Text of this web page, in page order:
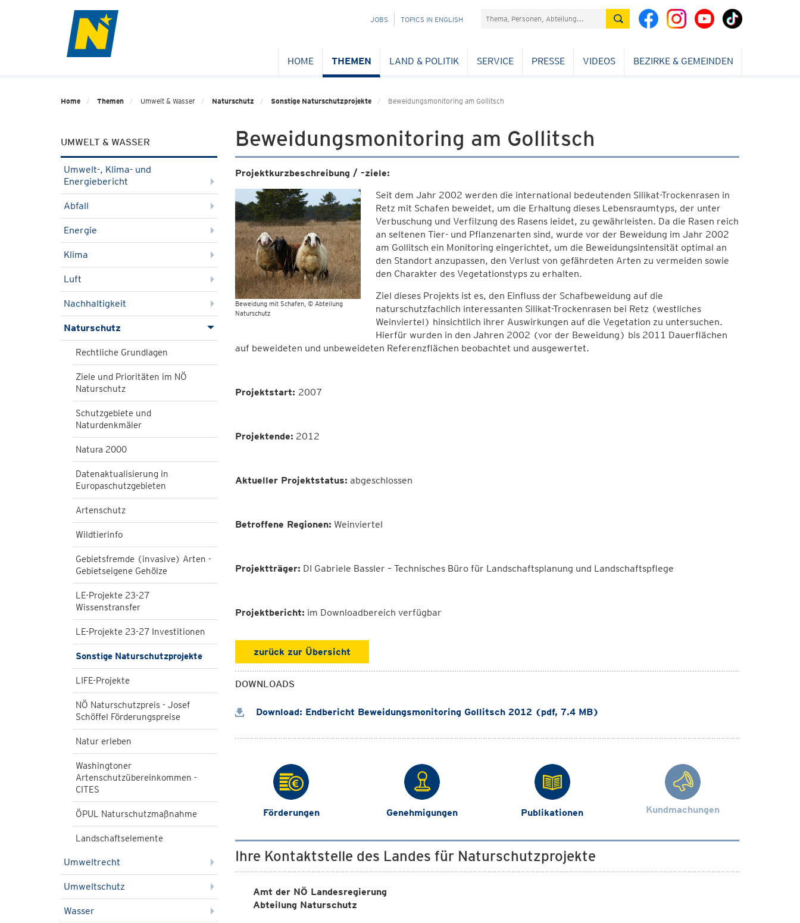
NAVIGATION
JOBS TOPICS IN ENGLISH Suchefeld
HOME THEMEN LAND & POLITIK SERVICE PRESSE VIDEOS BEZIRKE & GEMEINDEN
Home Themen Umwelt & Wasser Naturschutz Sonstige Naturschutzprojekte Beweidungsmonitoring am Gollitsch
UMWELT & WASSER
Umwelt-, Klima- und
Energiebericht
Abfall
Energie
Klima
Luft
Nachhaltigkeit
Naturschutz
Rechtliche Grundlagen
Ziele und Prioritäten im NÖ
Naturschutz
Schutzgebiete und
Naturdenkmäler
Natura 2000
Datenaktualisierung in
Europaschutzgebieten
Artenschutz
Wildtierinfo
Gebietsfremde (invasive) Arten -
Gebietseigene Gehölze
LE-Projekte 23-27
Wissenstransfer
LE-Projekte 23-27 Investitionen
Sonstige Naturschutzprojekte
LIFE-Projekte
NÖ Naturschutzpreis - Josef
Schöffel Förderungspreise
Natur erleben
Washingtoner
Artenschutzübereinkommen -
CITES
ÖPUL Naturschutzmaßnahme
Landschaftselemente
Umweltrecht
Umweltschutz
Wasser
Beweidungsmonitoring am Gollitsch
Projektkurzbeschreibung / -ziele:
Beweidung mit Schafen © Abteilung
Naturschutz
Seit dem Jahr 2002 werden die international bedeutenden Silikat-Trockenrasen in
Retz mit Schafen beweidet, um die Erhaltung dieses Lebensraumtyps, der unter
Verbuschung und Verfilzung des Rasens leidet, zu gewährleisten. Da die Rasen reich
an seltenen Tier- und Pflanzenarten sind, wurde vor der Beweidung im Jahr 2002
am Gollitsch ein Monitoring eingerichtet, um die Beweidungsintensität optimal an
den Standort anzupassen, den Verlust von gefährdeten Arten zu vermeiden sowie
den Charakter des Vegetationstyps zu erhalten.
Ziel dieses Projekts ist es, den Einfluss der Schafbeweidung auf die
naturschutzfachlich interessanten Silikat-Trockenrasen bei Retz (westliches
Weinviertel) hinsichtlich ihrer Auswirkungen auf die Vegetation zu untersuchen.
Hierfür wurden in den Jahren 2002 (vor der Beweidung) bis 2011 Dauerflächen
auf beweideten und unbeweideten Referenzflächen beobachtet und ausgewertet.
Projektstart: 2007
Projektende: 2012
Aktueller Projektstatus: abgeschlossen
Betroffene Regionen: Weinviertel
Projektträger: DI Gabriele Bassler – Technisches Büro für Landschaftsplanung und Landschaftspflege
Projektbericht: im Downloadbereich verfügbar
zurück zur Übersicht
DOWNLOADS
Download: Endbericht Beweidungsmonitoring Gollitsch 2012 (pdf, 7.4 MB)
Förderungen Genehmigungen Publikationen Kundmachungen
Ihre Kontaktstelle des Landes für Naturschutzprojekte
Amt der NÖ Landesregierung
Abteilung Naturschutz